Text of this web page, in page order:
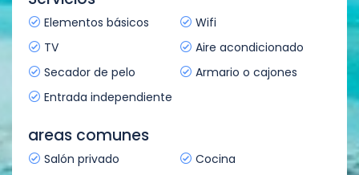
Elementos básicos
Wifi
TV
Aire acondicionado
Secador de pelo
Armario o cajones
Entrada independiente
areas comunes
Salón privado
Cocina